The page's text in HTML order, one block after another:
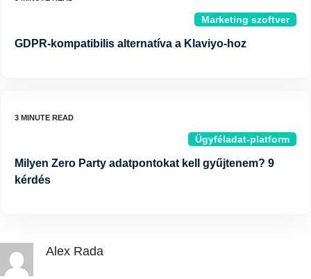
Marketing szoftver
GDPR-kompatibilis alternatíva a Klaviyo-hoz
Ügyféladat-platform
Milyen Zero Party adatpontokat kell gyűjtenem? 9
kérdés
Alex Rada